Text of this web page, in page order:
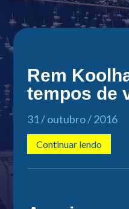
Rem
tempos de
31 / outubro / 2016
Continuar lendo